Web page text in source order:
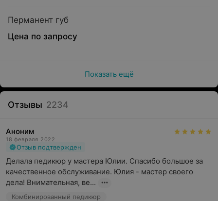
Перманент губ
Цена по запросу
Показать ещё
Отзывы 2234
Аноним
18 февраля 2022
Отзыв подтвержден
Делала педикюр у мастера Юлии. Спасибо большое за
качественное обслуживание. Юлия - мастер своего
дела! Внимательная, ве...
Комбинированный педикюр